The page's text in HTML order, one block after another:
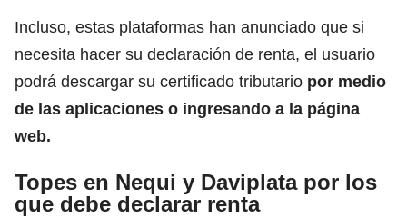
Incluso, estas plataformas han anunciado que si
necesita hacer su declaración de renta, el usuario
podrá descargar su certificado tributario por medio
de las aplicaciones o ingresando a la página
web.
Topes en Nequi y Daviplata por los
que debe declarar renta